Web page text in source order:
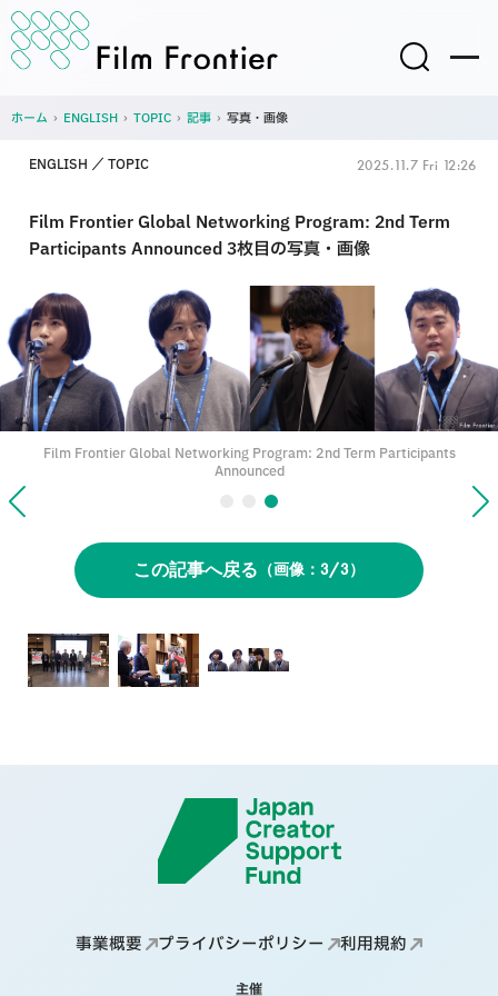
ホーム › ENGLISH › TOPIC › 記事 › 写真・画像
Film Frontier Global Networking Program: 2nd Term
Participants Announced 3枚目の写真・画像
ENGLISH TOPIC 2025.11.7 Fri 12:26
Film Frontier Global Networking Program: 2nd Term Participants
Announced
この記事へ戻る 3/3
事業概要 プライバシーポリシー 利用規約
主催